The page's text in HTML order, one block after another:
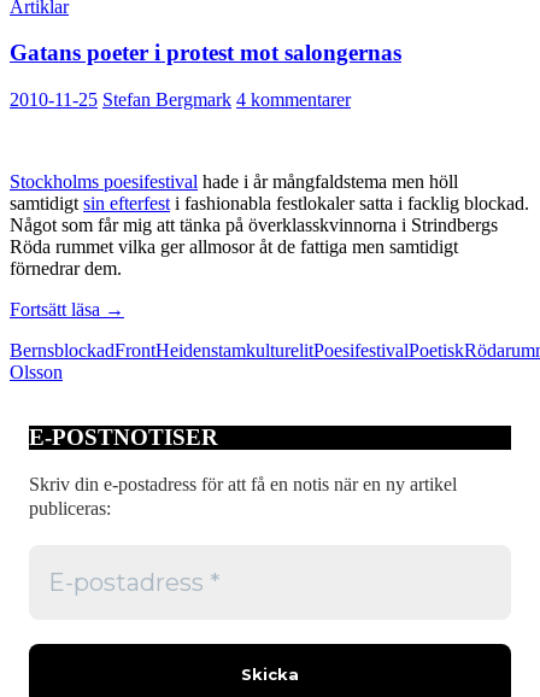
Artiklar
Gatans poeter i protest mot salongernas
2010-11-25 Stefan Bergmark 4 kommentarer
Stockholms poesifestival hade i år mångfaldstema men höll
samtidigt sin efterfest i fashionabla festlokaler satta i facklig blockad.
Något som får mig att tänka på överklasskvinnorna i Strindbergs
Röda rummet vilka ger allmosor åt de fattiga men samtidigt
förnedrar dem.
Fortsätt läsa Gatans
i
→
BernsblockadFrontHeidenstamkulturelitPoesifestivalPoetiskRöda
Olsson
E-POSTNOTISER
Skriv din e-postadress för att få en notis när en ny artikel
publiceras: